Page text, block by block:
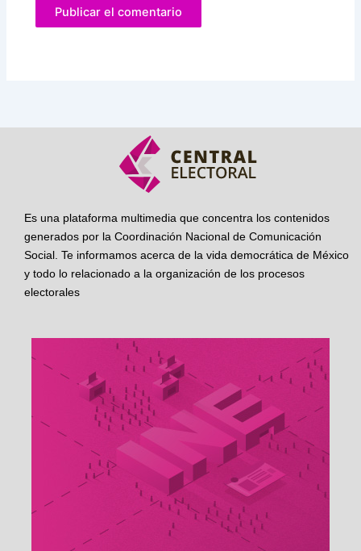
Es una plataforma multimedia que concentra los contenidos
generados por la Coordinación Nacional de Comunicación
Social. Te informamos acerca de la vida democrática de México
y todo lo relacionado a la organización de los procesos
electorales